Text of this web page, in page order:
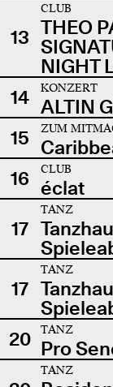
13
CLUB
THEO
NIGHT
14
KONZERT
ALTIN
15
ZUM
16
CLUB
éclat
17
TANZ
17
TANZ
20
TANZ
Pro
TANZ